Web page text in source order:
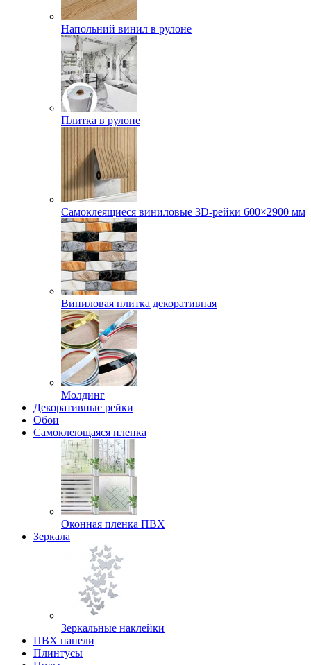
Напольний винил в рулоне
Плитка в рулоне
Самоклеящиеся виниловые 3D‑рейки 600×2900 мм
Виниловая плитка декоративная
Молдинг
Декоративные рейки
Обои
Самоклеющаяся пленка
Оконная пленка ПВХ
Зеркала
Зеркальные наклейки
ПВХ панели
Плинтусы